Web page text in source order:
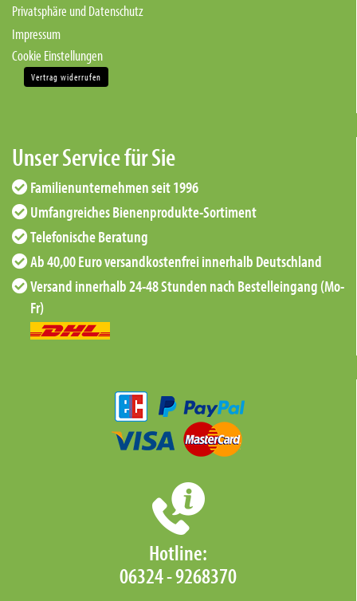
Privatsphäre und Datenschutz
Impressum
Cookie Einstellungen
Vertrag widerrufen
Unser Service für Sie
Familienunternehmen seit 1996
Umfangreiches Bienenprodukte-Sortiment
Telefonische Beratung
Ab 40,00 Euro versandkostenfrei innerhalb Deutschland
Versand innerhalb 24-48 Stunden nach Bestelleingang (Mo-
Fr)
Hotline:
06324 - 9268370‬